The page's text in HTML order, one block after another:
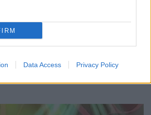
Data Access Privacy Policy
Times); Forsaken (Obsidian);
Death Unites Us (s/t); Requiem (In
(s/t); Hallowed Land (Draconian
Sight (The Plague Within); Embers Fire